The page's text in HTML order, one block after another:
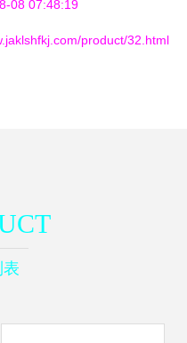
08 07:48:19
product/32.html
表